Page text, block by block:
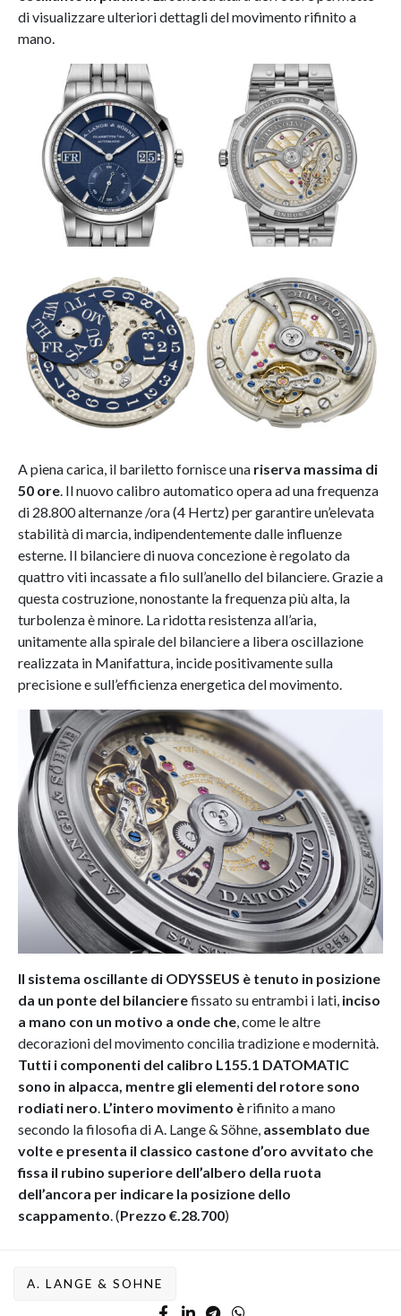
di visualizzare ulteriori dettagli del movimento rifinito a
mano.
A piena carica, il bariletto fornisce una riserva massima di
50 ore. Il nuovo calibro automatico opera ad una frequenza
di 28.800 alternanze /ora (4 Hertz) per garantire un’elevata
stabilità di marcia, indipendentemente dalle influenze
esterne. Il bilanciere di nuova concezione è regolato da
quattro viti incassate a filo sull’anello del bilanciere. Grazie a
questa costruzione, nonostante la frequenza più alta, la
turbolenza è minore. La ridotta resistenza all’aria,
unitamente alla spirale del bilanciere a libera oscillazione
realizzata in Manifattura, incide positivamente sulla
precisione e sull’efficienza energetica del movimento.
Il sistema oscillante di ODYSSEUS è tenuto in posizione
da un ponte del bilancierefissato su entrambi i lati, inciso
a mano con un motivo a onde che, come le altre
decorazioni del movimento concilia tradizione e modernità.
Tutti i componenti del calibro L155.1 DATOMATIC
sono in alpacca, mentre gli elementi del rotore sono
rodiati nero. L’intero movimento èrifinito a mano
secondo la filosofia di A. Lange & Söhne, assemblato due
volte e presenta il classico castone d’oro avvitato che
fissa il rubino superiore dell’albero della ruota
dell’ancora per indicare la posizione dello
scappamento. (Prezzo €.28.700)
A. LANGE & SOHNE